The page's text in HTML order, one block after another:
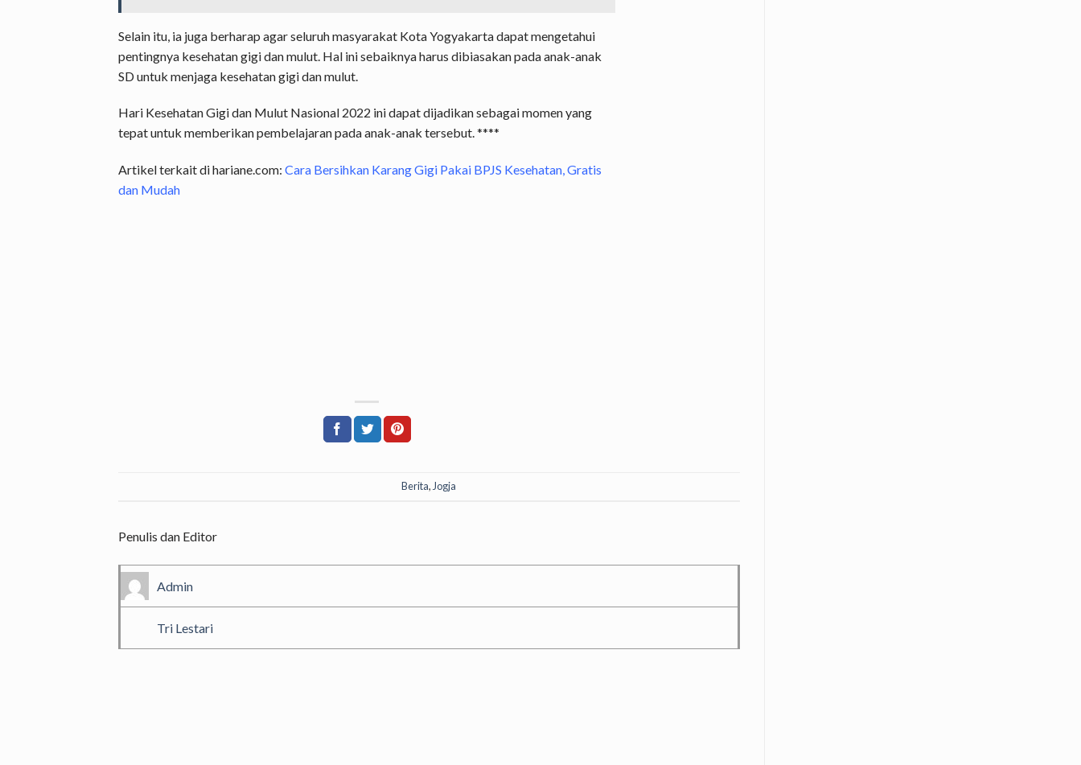
Selain itu, ia juga berharap agar seluruh masyarakat Kota Yogyakarta dapat mengetahui
pentingnya kesehatan gigi dan mulut. Hal ini sebaiknya harus dibiasakan pada anak-anak
SD untuk menjaga kesehatan gigi dan mulut.
Hari Kesehatan Gigi dan Mulut Nasional 2022 ini dapat dijadikan sebagai momen yang
tepat untuk memberikan pembelajaran pada anak-anak tersebut. ****
Artikel terkait di hariane.com: Cara Bersihkan Karang Gigi Pakai BPJS Kesehatan, Gratis
dan Mudah
Berita,Jogja
Penulis dan Editor
Admin
Tri Lestari